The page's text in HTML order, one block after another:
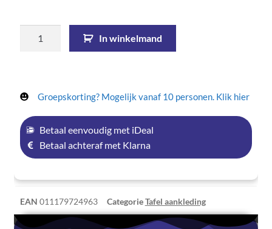
In winkelmand
Groepskorting? Mogelijk vanaf 10 personen. Klik hier
Betaal eenvoudig met iDeal
Betaal achteraf met Klarna
EAN 011179724963 CategorieTafel aankleding